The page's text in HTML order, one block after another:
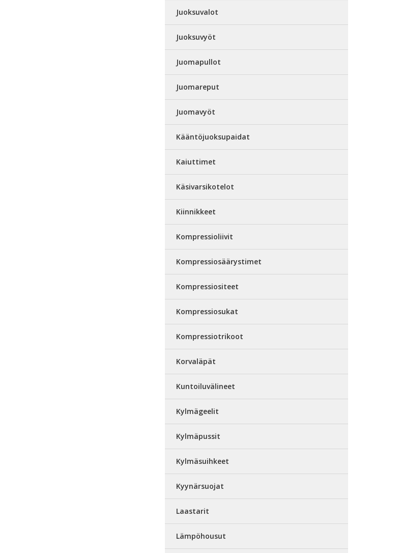
Juoksuvalot
Juoksuvyöt
Juomapullot
Juomareput
Juomavyöt
Kääntöjuoksupaidat
Kaiuttimet
Käsivarsikotelot
Kiinnikkeet
Kompressioliivit
Kompressiosäärystimet
Kompressiositeet
Kompressiosukat
Kompressiotrikoot
Korvaläpät
Kuntoiluvälineet
Kylmägeelit
Kylmäpussit
Kylmäsuihkeet
Kyynärsuojat
Laastarit
Lämpöhousut